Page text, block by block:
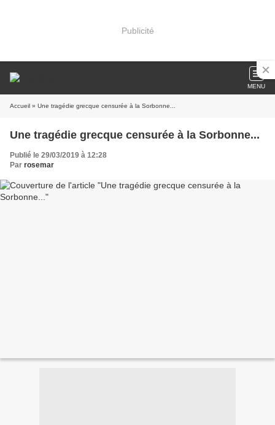
Publicité
MENU
Accueil » Une tragédie grecque censurée à la Sorbonne...
Une tragédie grecque censurée à la Sorbonne...
Publié le 29/03/2019 à 12:28
Par rosemar